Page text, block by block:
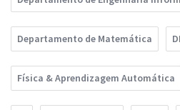
Departamento de Matemática
Física & Aprendizagem Automática